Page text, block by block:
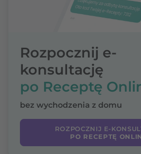
Rozpocznij e-
konsultację
po Receptę
bez wychodzenia z domu
ROZPOCZNIJ E-
PO RECEPTĘ